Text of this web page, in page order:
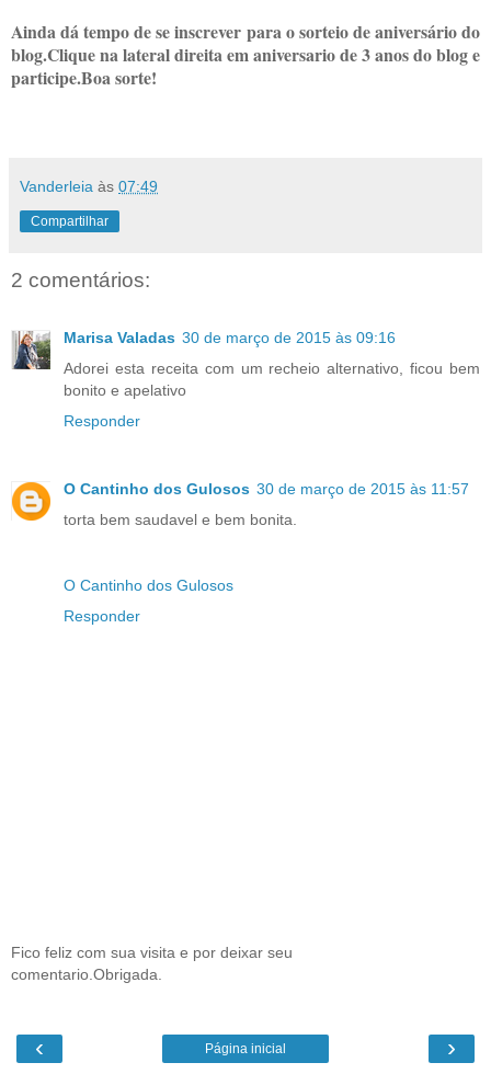
Ainda dá tempo de se inscrever para o sorteio de aniversário do
blog.Clique na lateral direita em aniversario de 3 anos do blog e
participe.Boa sorte!
Vanderleia às 07:49
Compartilhar
2 comentários:
Marisa Valadas 30 de março de 2015 às 09:16
Adorei esta receita com um recheio alternativo, ficou bem
bonito e apelativo
Responder
O Cantinho dos Gulosos 30 de março de 2015 às 11:57
torta bem saudavel e bem bonita.
O Cantinho dos Gulosos
Responder
Fico feliz com sua visita e por deixar seu
comentario.Obrigada.
‹ ›
Página inicial